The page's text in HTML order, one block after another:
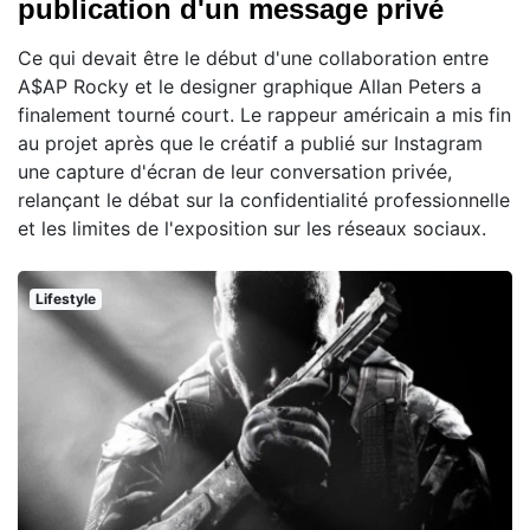
publication d'un message privé
Ce qui devait être le début d'une collaboration entre
A$AP Rocky et le designer graphique Allan Peters a
finalement tourné court. Le rappeur américain a mis fin
au projet après que le créatif a publié sur Instagram
une capture d'écran de leur conversation privée,
relançant le débat sur la confidentialité professionnelle
et les limites de l'exposition sur les réseaux sociaux.
Lifestyle